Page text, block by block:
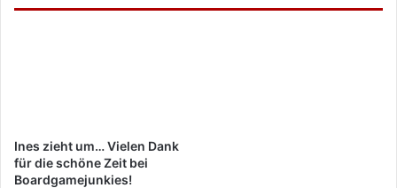
Ines zieht um… Vielen Dank
für die schöne Zeit bei
Boardgamejunkies!